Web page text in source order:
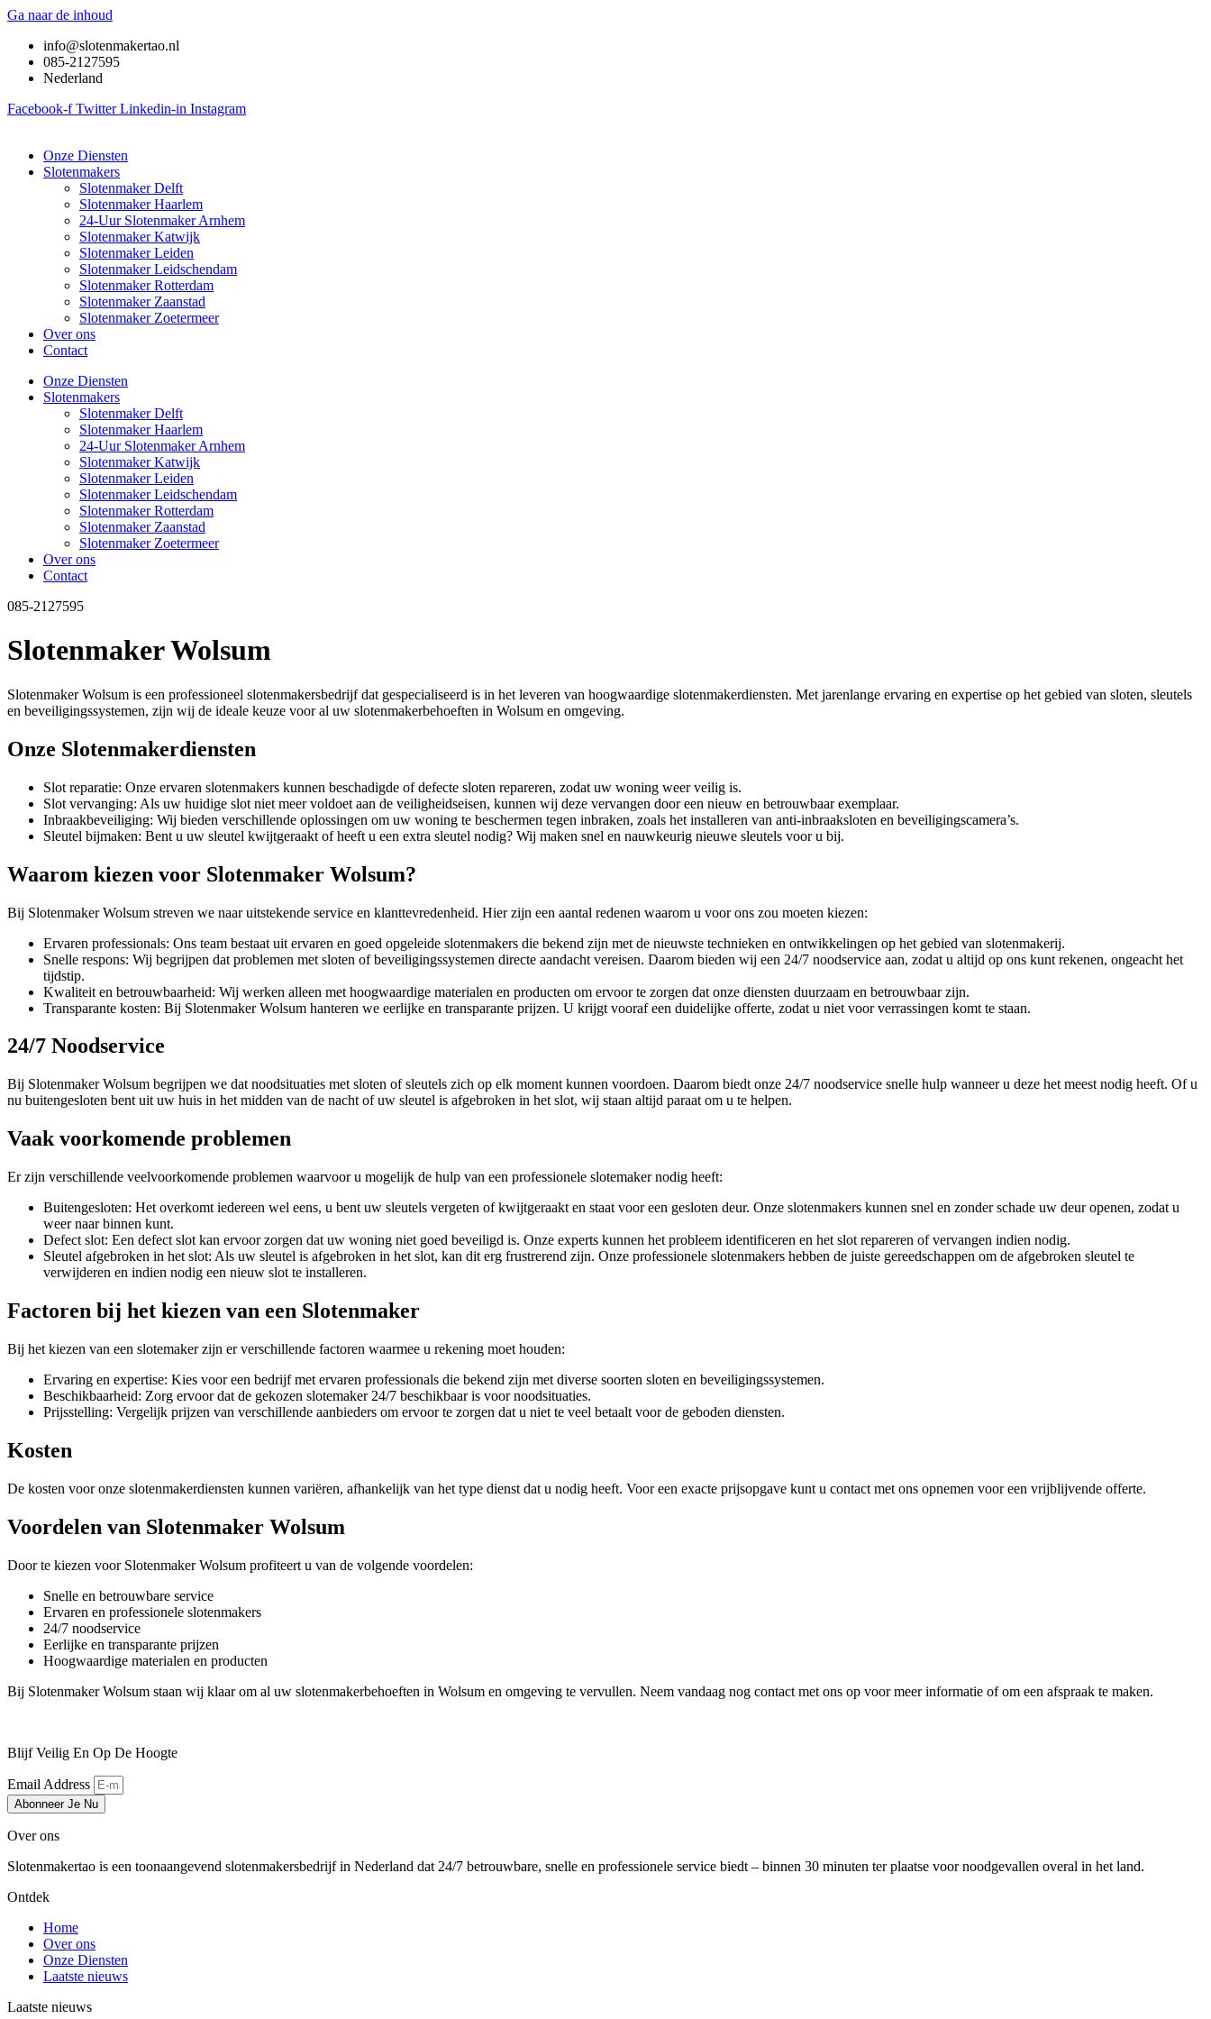
Ga naar de inhoud
info@slotenmakertao.nl
085-2127595
Nederland
Facebook-f Twitter Linkedin-in Instagram
Onze Diensten
Slotenmakers
Slotenmaker Delft
Slotenmaker Haarlem
24-Uur Slotenmaker Arnhem
Slotenmaker Katwijk
Slotenmaker Leiden
Slotenmaker Leidschendam
Slotenmaker Rotterdam
Slotenmaker Zaanstad
Slotenmaker Zoetermeer
Over ons
Contact
Onze Diensten
Slotenmakers
Slotenmaker Delft
Slotenmaker Haarlem
24-Uur Slotenmaker Arnhem
Slotenmaker Katwijk
Slotenmaker Leiden
Slotenmaker Leidschendam
Slotenmaker Rotterdam
Slotenmaker Zaanstad
Slotenmaker Zoetermeer
Over ons
Contact
085-2127595
Slotenmaker Wolsum
Slotenmaker Wolsum is een professioneel slotenmakersbedrijf dat gespecialiseerd is in het leveren van hoogwaardige slotenmakerdiensten. Met jarenlange ervaring en expertise op het gebied van sloten, sleutels
en beveiligingssystemen, zijn wij de ideale keuze voor al uw slotenmakerbehoeften in Wolsum en omgeving.
Onze Slotenmakerdiensten
Slot reparatie: Onze ervaren slotenmakers kunnen beschadigde of defecte sloten repareren, zodat uw woning weer veilig is.
Slot vervanging: Als uw huidige slot niet meer voldoet aan de veiligheidseisen, kunnen wij deze vervangen door een nieuw en betrouwbaar exemplaar.
Inbraakbeveiliging: Wij bieden verschillende oplossingen om uw woning te beschermen tegen inbraken, zoals het installeren van anti-inbraaksloten en beveiligingscamera’s.
Sleutel bijmaken: Bent u uw sleutel kwijtgeraakt of heeft u een extra sleutel nodig? Wij maken snel en nauwkeurig nieuwe sleutels voor u bij.
Waarom kiezen voor Slotenmaker Wolsum?
Bij Slotenmaker Wolsum streven we naar uitstekende service en klanttevredenheid. Hier zijn een aantal redenen waarom u voor ons zou moeten kiezen:
Ervaren professionals: Ons team bestaat uit ervaren en goed opgeleide slotenmakers die bekend zijn met de nieuwste technieken en ontwikkelingen op het gebied van slotenmakerij.
Snelle respons: Wij begrijpen dat problemen met sloten of beveiligingssystemen directe aandacht vereisen. Daarom bieden wij een 24/7 noodservice aan, zodat u altijd op ons kunt rekenen, ongeacht het
tijdstip.
Kwaliteit en betrouwbaarheid: Wij werken alleen met hoogwaardige materialen en producten om ervoor te zorgen dat onze diensten duurzaam en betrouwbaar zijn.
Transparante kosten: Bij Slotenmaker Wolsum hanteren we eerlijke en transparante prijzen. U krijgt vooraf een duidelijke offerte, zodat u niet voor verrassingen komt te staan.
24/7 Noodservice
Bij Slotenmaker Wolsum begrijpen we dat noodsituaties met sloten of sleutels zich op elk moment kunnen voordoen. Daarom biedt onze 24/7 noodservice snelle hulp wanneer u deze het meest nodig heeft. Of u
nu buitengesloten bent uit uw huis in het midden van de nacht of uw sleutel is afgebroken in het slot, wij staan altijd paraat om u te helpen.
Vaak voorkomende problemen
Er zijn verschillende veelvoorkomende problemen waarvoor u mogelijk de hulp van een professionele slotemaker nodig heeft:
Buitengesloten: Het overkomt iedereen wel eens, u bent uw sleutels vergeten of kwijtgeraakt en staat voor een gesloten deur. Onze slotenmakers kunnen snel en zonder schade uw deur openen, zodat u
weer naar binnen kunt.
Defect slot: Een defect slot kan ervoor zorgen dat uw woning niet goed beveiligd is. Onze experts kunnen het probleem identificeren en het slot repareren of vervangen indien nodig.
Sleutel afgebroken in het slot: Als uw sleutel is afgebroken in het slot, kan dit erg frustrerend zijn. Onze professionele slotenmakers hebben de juiste gereedschappen om de afgebroken sleutel te
verwijderen en indien nodig een nieuw slot te installeren.
Factoren bij het kiezen van een Slotenmaker
Bij het kiezen van een slotemaker zijn er verschillende factoren waarmee u rekening moet houden:
Ervaring en expertise: Kies voor een bedrijf met ervaren professionals die bekend zijn met diverse soorten sloten en beveiligingssystemen.
Beschikbaarheid: Zorg ervoor dat de gekozen slotemaker 24/7 beschikbaar is voor noodsituaties.
Prijsstelling: Vergelijk prijzen van verschillende aanbieders om ervoor te zorgen dat u niet te veel betaalt voor de geboden diensten.
Kosten
De kosten voor onze slotenmakerdiensten kunnen variëren, afhankelijk van het type dienst dat u nodig heeft. Voor een exacte prijsopgave kunt u contact met ons opnemen voor een vrijblijvende offerte.
Voordelen van Slotenmaker Wolsum
Door te kiezen voor Slotenmaker Wolsum profiteert u van de volgende voordelen:
Snelle en betrouwbare service
Ervaren en professionele slotenmakers
24/7 noodservice
Eerlijke en transparante prijzen
Hoogwaardige materialen en producten
Bij Slotenmaker Wolsum staan wij klaar om al uw slotenmakerbehoeften in Wolsum en omgeving te vervullen. Neem vandaag nog contact met ons op voor meer informatie of om een afspraak te maken.
Blijf Veilig En Op De Hoogte
Email Address
Abonneer Je Nu
Over ons
Slotenmakertao is een toonaangevend slotenmakersbedrijf in Nederland dat 24/7 betrouwbare, snelle en professionele service biedt – binnen 30 minuten ter plaatse voor noodgevallen overal in het land.
Ontdek
Home
Over ons
Onze Diensten
Laatste nieuws
Laatste nieuws